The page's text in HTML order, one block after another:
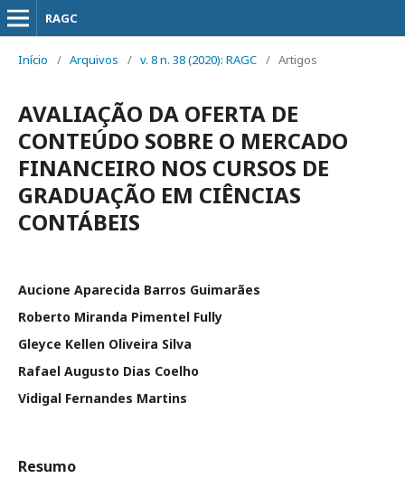
RAGC
Início / Arquivos / v. 8 n. 38 (2020): RAGC / Artigos
AVALIAÇÃO DA OFERTA DE
CONTEÚDO SOBRE O MERCADO
FINANCEIRO NOS CURSOS DE
GRADUAÇÃO EM CIÊNCIAS
CONTÁBEIS
Aucione Aparecida Barros Guimarães
Roberto Miranda Pimentel Fully
Gleyce Kellen Oliveira Silva
Rafael Augusto Dias Coelho
Vidigal Fernandes Martins
Resumo